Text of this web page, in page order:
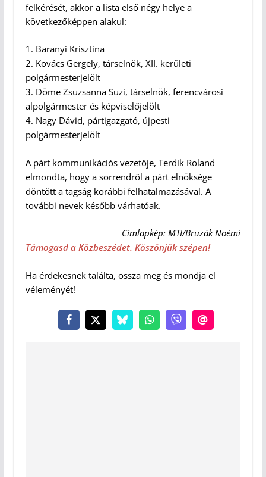
felkérését, akkor a lista első négy helye a
következőképpen alakul:
1. Baranyi Krisztina
2. Kovács Gergely, társelnök, XII. kerületi
polgármesterjelölt
3. Döme Zsuzsanna Suzi, társelnök, ferencvárosi
alpolgármester és képviselőjelölt
4. Nagy Dávid, pártigazgató, újpesti
polgármesterjelölt
A párt kommunikációs vezetője, Terdik Roland
elmondta, hogy a sorrendről a párt elnöksége
döntött a tagság korábbi felhatalmazásával. A
további nevek később várhatóak.
Címlapkép: MTI/Bruzák Noémi
Támogasd a Közbeszédet. Köszönjük szépen!
Ha érdekesnek találta, ossza meg és mondja el
véleményét!